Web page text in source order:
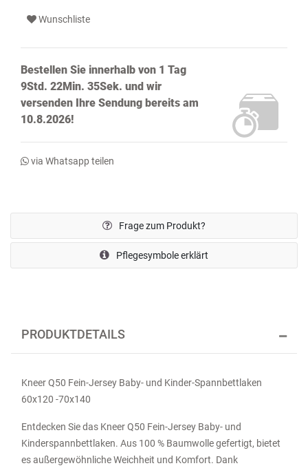
Wunschliste
Bestellen Sie innerhalb von 1 Tag
9Std. 22Min. 34Sek. und wir
versenden Ihre Sendung bereits am
10.8.2026!
via Whatsapp teilen
Frage zum Produkt?
Pflegesymbole erklärt
PRODUKTDETAILS
Kneer Q50 Fein-Jersey Baby- und Kinder-Spannbettlaken
60x120 -70x140
Entdecken Sie das Kneer Q50 Fein-Jersey Baby- und
Kinderspannbettlaken. Aus 100 % Baumwolle gefertigt, bietet
es außergewöhnliche Weichheit und Komfort. Dank